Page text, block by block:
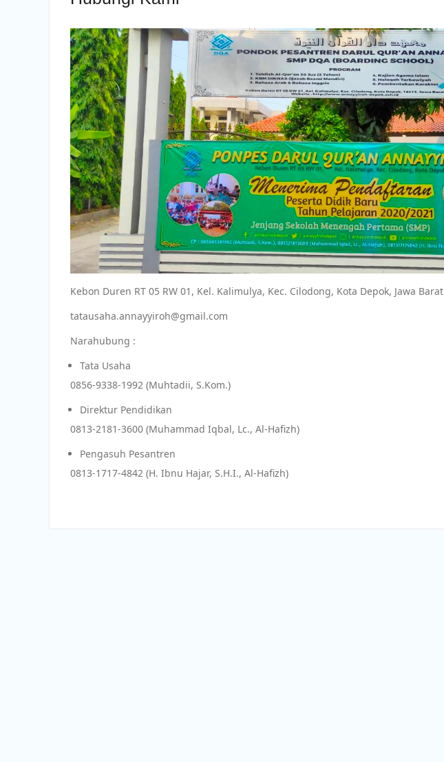
Kebon Duren RT 05 RW 01, Kel. Kalimulya, Kec. Cilodong, Kota Depok, Jawa Barat
tatausaha.annayyiroh@gmail.com
Narahubung :
Tata Usaha
0856-9338-1992 (Muhtadii, S.Kom.)
Direktur Pendidikan
0813-2181-3600 (Muhammad Iqbal, Lc., Al-Hafizh)
Pengasuh Pesantren
0813-1717-4842 (H. Ibnu Hajar, S.H.I., Al-Hafizh)